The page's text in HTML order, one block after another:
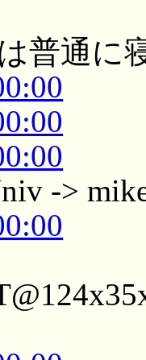
普通に
->